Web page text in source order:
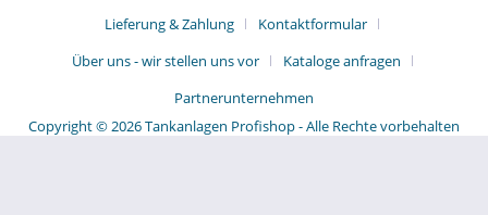
Lieferung & Zahlung
Kontaktformular
Über uns - wir stellen uns vor
Kataloge anfragen
Partnerunternehmen
Copyright © 2026 Tankanlagen Profishop - Alle Rechte vorbehalten